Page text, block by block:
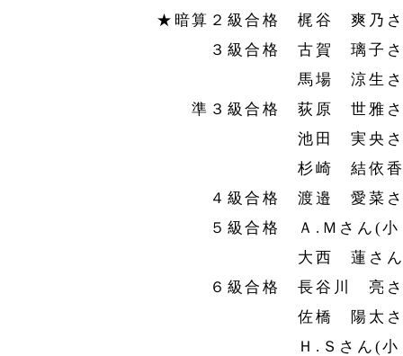
★暗算２級合格 梶谷 爽乃
３級合格 古賀 璃子さ
馬場 涼生さん(
準３級合格 荻原 世雅さ
池田 実央さん(
杉崎 結依香さ
４級合格 渡邉 愛菜さ
５級合格 Ａ.Ｍさん(小
大西 蓮さん(
６級合格 長谷川 亮さ
佐橋 陽太さん(
Ｈ.Ｓさん(小